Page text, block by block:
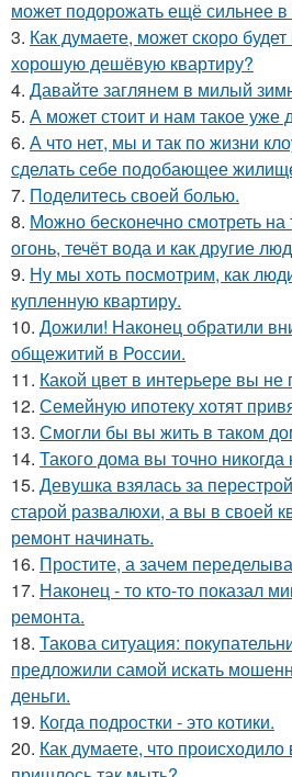
может подорожать ещё сильнее
3. Как думаете, может скоро
хорошую дешёвую квартиру?
4. Давайте заглянем в милый
5. А может стоит и нам такое уже
6. А что нет, мы и так по жизни
сделать себе подобающее
7. Поделитесь своей болью.
8. Можно бесконечно смотреть на
огонь, течёт вода и как другие
9. Ну мы хоть посмотрим, как
купленную квартиру.
10. Дожили! Наконец обратили
общежитий в России.
11. Какой цвет в интерьере вы не
12. Семейную ипотеку хотят
13. Смогли бы вы жить в таком
14. Такого дома вы точно никогда
15. Девушка взялась за
старой развалюхи, а вы в своей
ремонт начинать.
16. Простите, а зачем
17. Наконец - то кто-то показал
ремонта.
18. Такова ситуация:
предложили самой искать
деньги.
19. Когда подростки - это котики.
20. Как думаете, что